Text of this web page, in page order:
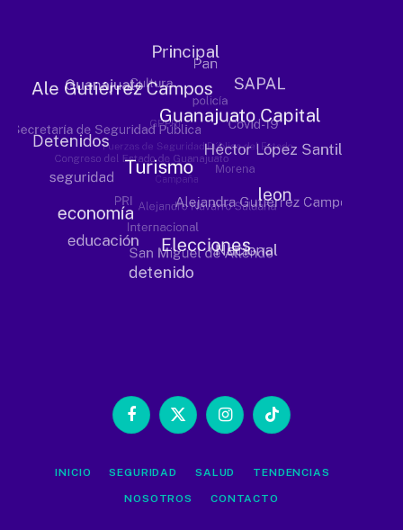
Facebook
X
InstagramTikTok
INICIO SEGURIDAD SALUD TENDENCIAS
NOSOTROS CONTACTO